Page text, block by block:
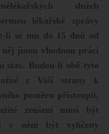
služeb
lékařské zprávy
li se mu do 15 dnů od
jinou vhodnou práci
stav. Budou-li obě tyto
z Vaší strany k
poměru přistoupit,
zrušení musí být
v něm být vylíčeny